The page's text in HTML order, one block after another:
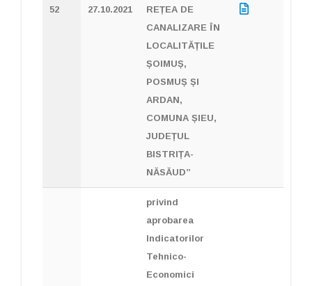
52 27.10.2021
REȚEA DE
CANALIZARE ÎN
LOCALITĂȚILE
ȘOIMUȘ,
POSMUȘ ȘI
ARDAN,
COMUNA ȘIEU,
JUDEȚUL
BISTRIȚA-
NĂSĂUD”
privind
aprobarea
Indicatorilor
Tehnico-
Economici